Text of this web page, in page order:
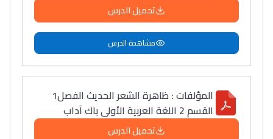
Lycée Maroc
التعليم الثانوي التأهيلي
Collège au Maroc
التعليم الثانوي الإعدادي
Post-Bac
تحميل الدرس
مشاهدة الدرس
المؤلفات : ظاهرة الشعر الحديث الفصل1
القسم 2 اللغة العربية الأولى باك آداب
تحميل الدرس